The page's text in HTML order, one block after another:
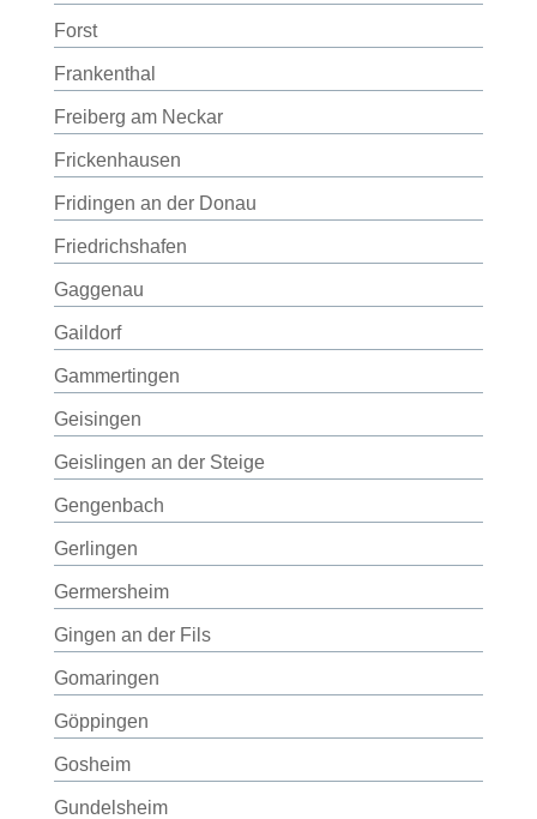
Forst
Frankenthal
Freiberg am Neckar
Frickenhausen
Fridingen an der Donau
Friedrichshafen
Gaggenau
Gaildorf
Gammertingen
Geisingen
Geislingen an der Steige
Gengenbach
Gerlingen
Germersheim
Gingen an der Fils
Gomaringen
Göppingen
Gosheim
Gundelsheim